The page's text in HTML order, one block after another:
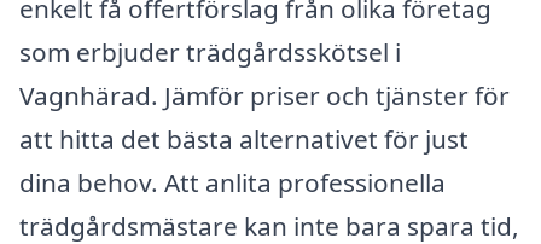
enkelt få offertförslag från olika företag
som erbjuder trädgårdsskötsel i
Vagnhärad. Jämför priser och tjänster för
att hitta det bästa alternativet för just
dina behov. Att anlita professionella
trädgårdsmästare kan inte bara spara tid,